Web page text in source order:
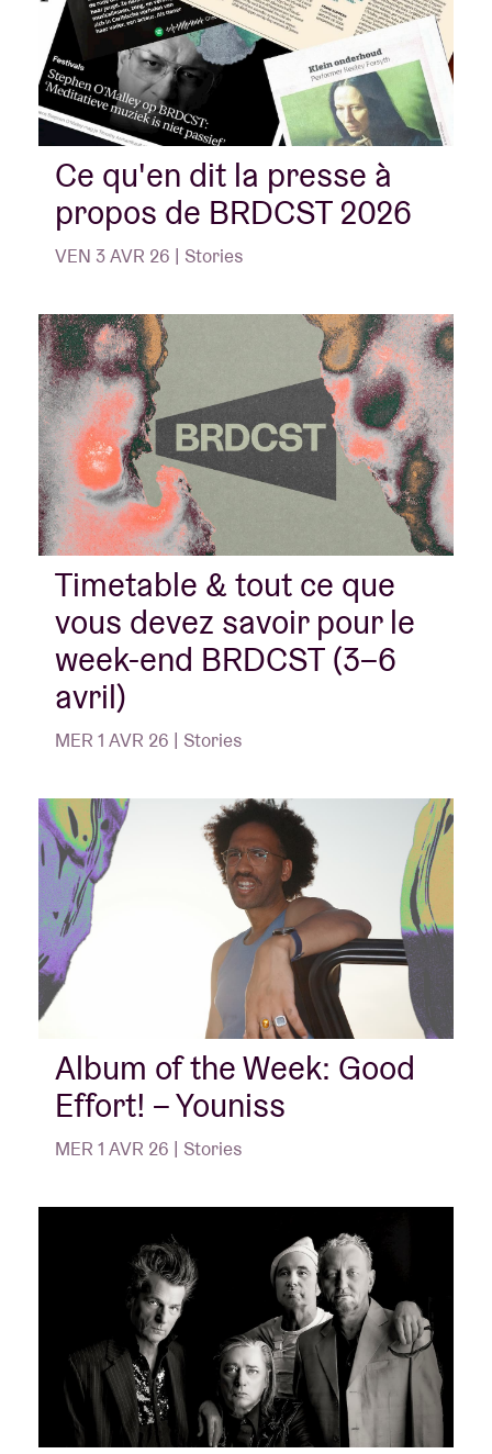
Ce qu'en dit la presse à
propos de BRDCST 2026
VEN 3 AVR 26 | Stories
Timetable & tout ce que
vous devez savoir pour le
week-end BRDCST (3–6
avril)
MER 1 AVR 26 | Stories
Album of the Week: Good
Effort! – Youniss
MER 1 AVR 26 | Stories